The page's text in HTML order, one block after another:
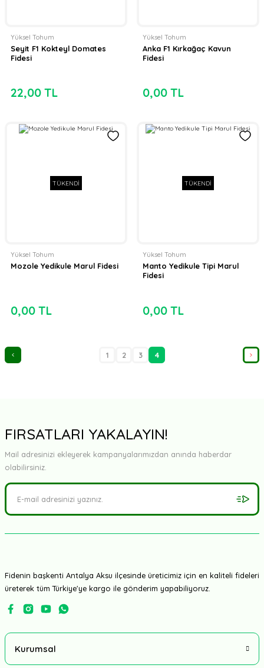
Yüksel Tohum
Seyit F1 Kokteyl Domates
Fidesi
22,00 TL
Yüksel Tohum
Anka F1 Kırkağaç Kavun
Fidesi
0,00 TL
TÜKENDİ
Yüksel Tohum
Mozole Yedikule Marul Fidesi
0,00 TL
TÜKENDİ
Yüksel Tohum
Manto Yedikule Tipi Marul
Fidesi
0,00 TL
1 2 3 4
FIRSATLARI YAKALAYIN!
Mail adresinizi ekleyerek kampanyalarımızdan anında haberdar
olabilirsiniz.
Fidenin başkenti Antalya Aksu ilçesinde üreticimiz için en kaliteli fideleri
üreterek tüm Türkiye'ye kargo ile gönderim yapabiliyoruz.
Kurumsal